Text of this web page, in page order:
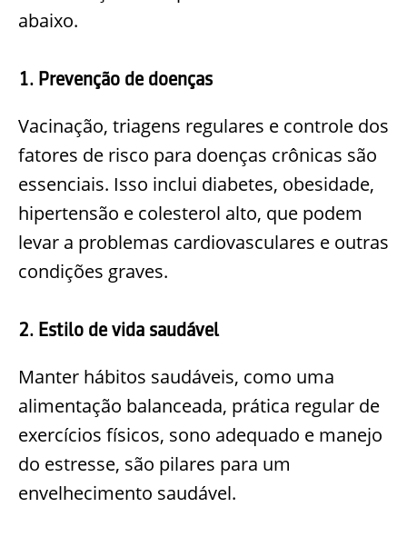
abaixo.
1. Prevenção de doenças
Vacinação, triagens regulares e controle dos
fatores de risco para doenças crônicas são
essenciais. Isso inclui diabetes, obesidade,
hipertensão e colesterol alto, que podem
levar a problemas cardiovasculares e outras
condições graves.
2. Estilo de vida saudável
Manter hábitos saudáveis, como uma
alimentação balanceada, prática regular de
exercícios físicos, sono adequado e manejo
do estresse, são pilares para um
envelhecimento saudável.